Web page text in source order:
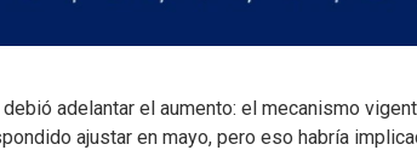
adelantar el aumento: el mecanismo
ajustar en mayo, pero eso habría